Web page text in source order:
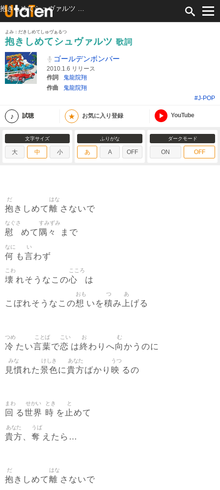
よみ：だきしめてしゅヴぁるつ
抱きしめてシュヴァルツ 歌詞
ゴールデンボンバー
2010.1.6 リリース
作詞
鬼龍院翔
作曲
鬼龍院翔
#J-POP
試聴 ★ お気に入り登録 YouTube
文字サイズ
大 中 小
ふりがな
あ A OFF
ダークモード
ON OFF
抱
だ
きしめて離
はな
さないで
慰
なぐさ
めて 隅々
すみずみ
まで
何
なに
も言
い
わず
壊
こわ
れそうなこの心
こころ
は
こぼれそうなこの想
おも
いを積
つ
み上
あ
げる
冷
つめ
たい言葉
ことば
で恋
こい
は終
お
わりへ向
む
かうのに
見慣
みな
れた景色
けしき
に貴方
あなた
ばかり 映
うつ
るの
回
まわ
る世界
せかい
時
とき
を止
と
めて
貴方
あなた
、 奪
うば
えたら…
抱
だ
きしめて離
はな
さないで